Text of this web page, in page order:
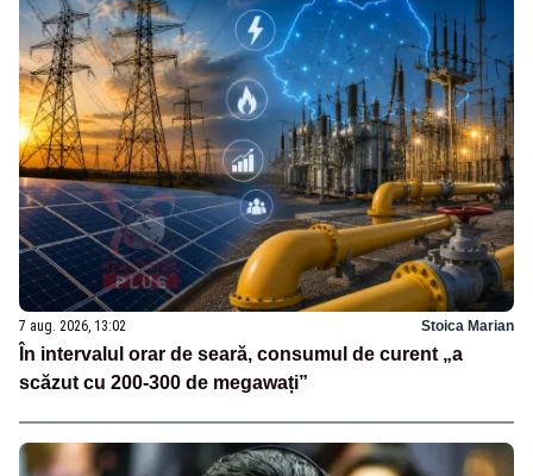
7 aug. 2026, 13:02 Stoica Marian
În intervalul orar de seară, consumul de curent „a
scăzut cu 200-300 de megawați”